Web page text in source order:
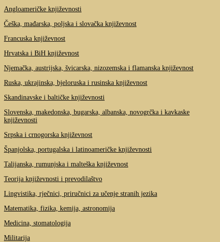
Angloameričke književnosti
Češka, mađarska, poljska i slovačka književnost
Francuska književnost
Hrvatska i BiH književnost
Njemačka, austrijska, švicarska, nizozemska i flamanska književnost
Ruska, ukrajinska, bjeloruska i rusinska književnost
Skandinavske i baltičke književnosti
Slovenska, makedonska, bugarska, albanska, novogrčka i kavkaske
književnosti
Srpska i crnogorska književnost
Španjolska, portugalska i latinoameričke književnosti
Talijanska, rumunjska i malteška književnost
Teorija književnosti i prevodilaštvo
Lingvistika, rječnici, priručnici za učenje stranih jezika
Matematika, fizika, kemija, astronomija
Medicina, stomatologija
Militarija